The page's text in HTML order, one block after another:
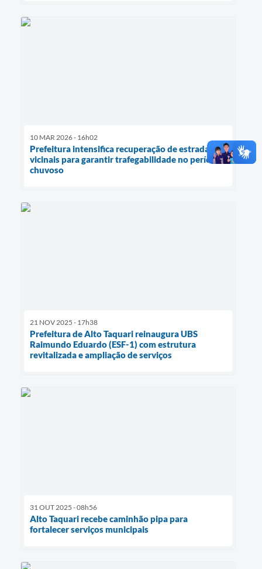
10 MAR 2026 - 16h02
Prefeitura intensifica recuperação de estradas
vicinais para garantir trafegabilidade no período
chuvoso
21 NOV 2025 - 17h38
Prefeitura de Alto Taquari reinaugura UBS
Raimundo Eduardo (ESF-1) com estrutura
revitalizada e ampliação de serviços
31 OUT 2025 - 08h56
Alto Taquari recebe caminhão pipa para
fortalecer serviços municipais